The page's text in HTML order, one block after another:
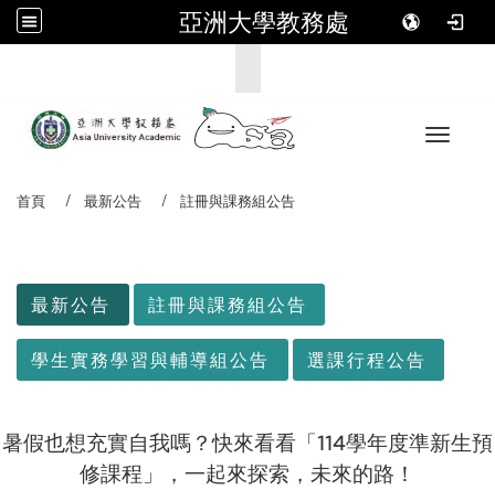
亞洲大學教務處
Toggle
首頁 最新公告 註冊與課務組公告
最新公告 註冊與課務組公告
學生實務學習與輔導組公告 選課行程公告
暑假也想充實自我嗎？快來看看「114學年度準新生預
修課程」，一起來探索，未來的路！